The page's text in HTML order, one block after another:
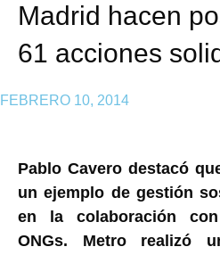
Madrid hacen
61 acciones
FEBRERO 10, 2014
Pablo Cavero destacó
un ejemplo de gestión
en la colaboración
ONGs. Metro realizó